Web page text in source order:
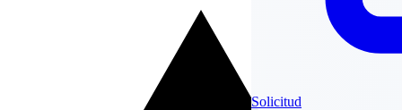
Solicitud